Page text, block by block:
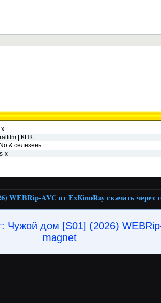
| КПК
& селезень
x
WEBRip-AVC от ExKinoRay скачать через
Чужой дом [S01] (2026)
magnet